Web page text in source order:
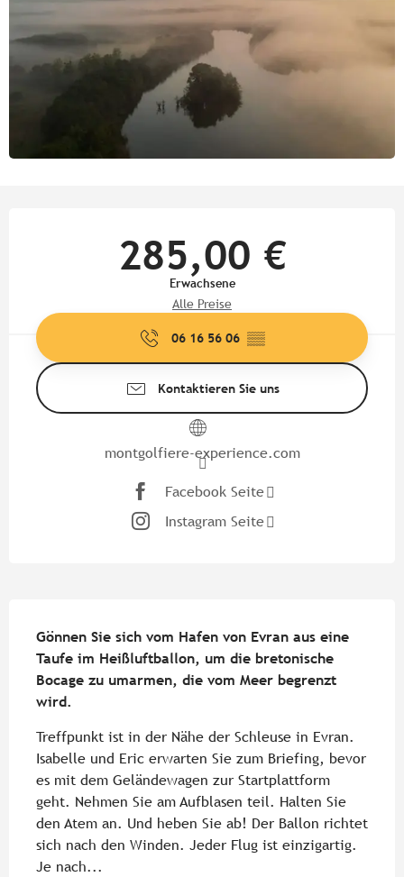
285,00 €
Erwachsene
Alle Preise
06 16 56 06 ▒▒
Kontaktieren Sie uns
montgolfiere-experience.com
Facebook Seite
Instagram Seite
Gönnen Sie sich vom Hafen von Evran aus eine
Taufe im Heißluftballon, um die bretonische
Bocage zu umarmen, die vom Meer begrenzt
wird.
Treffpunkt ist in der Nähe der Schleuse in Evran.
Isabelle und Eric erwarten Sie zum Briefing, bevor
es mit dem Geländewagen zur Startplattform
geht. Nehmen Sie am Aufblasen teil. Halten Sie
den Atem an. Und heben Sie ab! Der Ballon richtet
sich nach den Winden. Jeder Flug ist einzigartig.
Je nach...